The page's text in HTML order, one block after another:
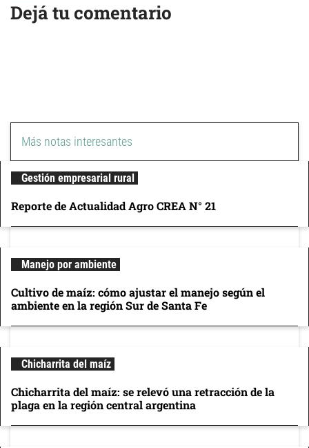
Dejá tu comentario
Más notas interesantes
Gestión empresarial rural
Reporte de Actualidad Agro CREA N° 21
Manejo por ambiente
Cultivo de maíz: cómo ajustar el manejo según el
ambiente en la región Sur de Santa Fe
Chicharrita del maíz
Chicharrita del maíz: se relevó una retracción de la
plaga en la región central argentina